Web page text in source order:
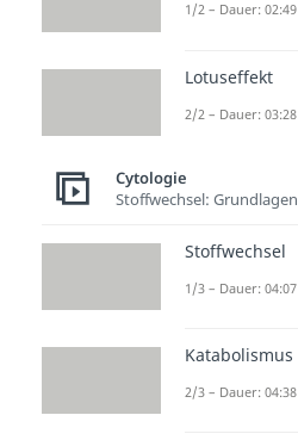
1/2 – Dauer: 02:49
Lotuseffekt
2/2 – Dauer: 03:28
Cytologie
Stoffwechsel: Grundlagen
Stoffwechsel
1/3 – Dauer: 04:07
Katabolismus
2/3 – Dauer: 04:38